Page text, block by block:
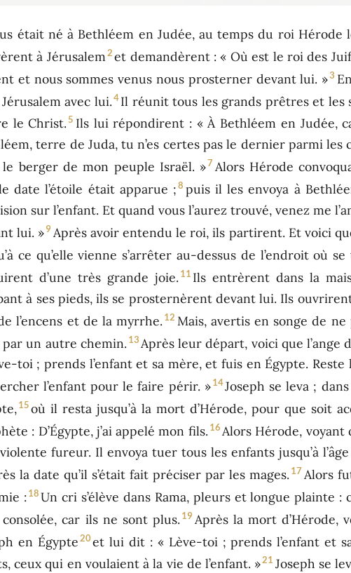
était né à Bethléem en Judée, au temps du roi Hérode
à Jérusalem2 et demandèrent : « Où est le roi des
et nous sommes venus nous prosterner devant lui. »3
avec lui.4 Il réunit tous les grands prêtres et
le Christ. 5 Ils lui répondirent : « À Bethléem en Judée,
terre de Juda, tu n’es certes pas le dernier parmi
le berger de mon peuple Israël. »7 Alors Hérode
date l’étoile était apparue ;8 puis il les envoya à
sur l’enfant. Et quand vous l’aurez trouvé, venez me
lui. »9 Après avoir entendu le roi, ils partirent. Et voici
ce qu’elle vienne s’arrêter au-dessus de l’endroit où
d’une très grande joie. 11 Ils entrèrent dans la
à ses pieds, ils se prosternèrent devant lui. Ils
l’encens et de la myrrhe. 12 Mais, avertis en songe de
par un autre chemin. 13 Après leur départ, voici que l’ange
toi ; prends l’enfant et sa mère, et fuis en Égypte. Reste
l’enfant pour le faire périr. » 14Joseph se leva ;
15 où il resta jusqu’à la mort d’Hérode, pour que soit
: D’Égypte, j’ai appelé mon fils. 16Alors Hérode, voyant
fureur. Il envoya tuer tous les enfants jusqu’à
la date qu’il s’était fait préciser par les mages. 17 Alors
:18 Un cri s’élève dans Rama, pleurs et longue plainte
car ils ne sont plus. 19 Après la mort d’Hérode,
en Égypte20et lui dit : « Lève-toi ; prends l’enfant et
ceux qui en voulaient à la vie de l’enfant. »21 Joseph se